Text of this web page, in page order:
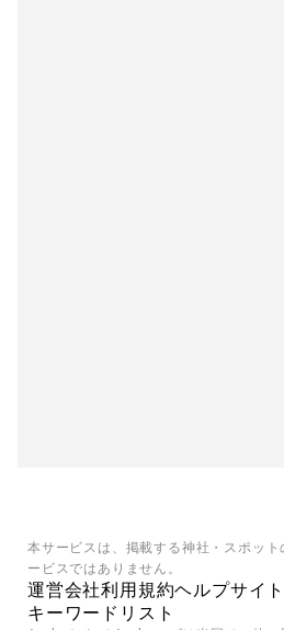
本サービスは、掲載する神社・スポッ
ービスではありません。
運営会社利用規約ヘルプサイ
キーワードリスト